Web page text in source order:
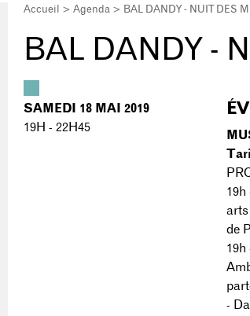
Accueil >Agenda > BAL DANDY - NUIT DES
BAL DANDY -
SAMEDI 18 MAI 2019
19H - 22H45
arts
de
-